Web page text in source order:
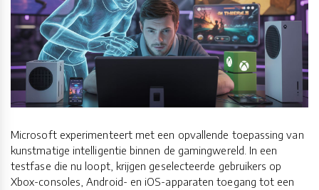
Microsoft experimenteert met een opvallende toepassing van
kunstmatige intelligentie binnen de gamingwereld. In een
testfase die nu loopt, krijgen geselecteerde gebruikers op
Xbox-consoles, Android- en iOS-apparaten toegang tot een